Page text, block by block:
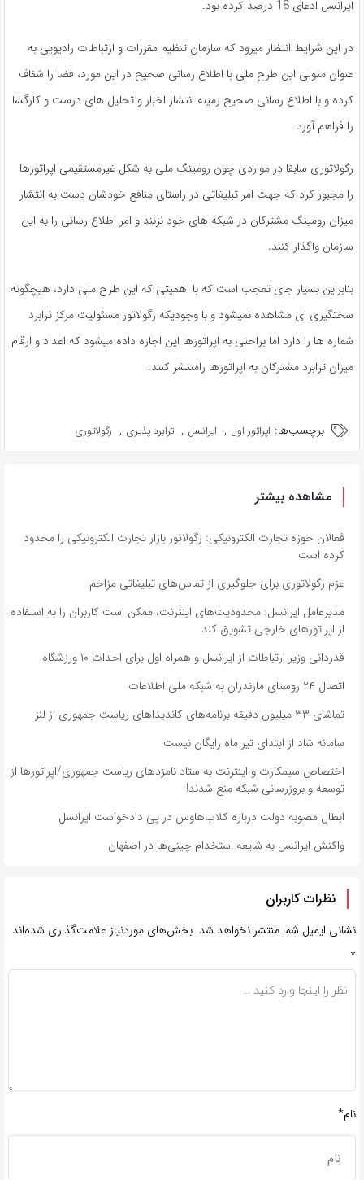
ایرانسل ادعای 18 درصد کرده بود.
در این شرایط انتظار میرود که سازمان تنظیم مقررات و ارتباطات رادیویی به
عنوان متولی این طرح ملی با اطلاع رسانی صحیح در این مورد، فضا را شفاف
کرده و با اطلاع رسانی صحیح زمینه انتشار اخبار و تحلیل های درست و کارگشا
را فراهم آورد.
رگولاتوری سابقا در مواردی چون رومینگ ملی به شکل غیرمستقیمی اپراتورها
را مجبور کرد که جهت امر تبلیغاتی در راستای منافع خودشان دست به انتشار
میزان رومینگ مشترکان در شبکه های خود نزنند و امر اطلاع رسانی را به این
سازمان واگذار کنند.
بنابراین بسیار جای تعجب است که با اهمیتی که این طرح ملی دارد، هیچگونه
سختگیری ای مشاهده نمیشود و با وجودیکه رگولاتور مسئولیت مرکز ترابرد
شماره ها را دارد اما براحتی به اپراتورها این اجازه داده میشود که اعداد و ارقام
میزان ترابرد مشترکان به اپراتورها رامنتشر کنند.
برچسب‌ها: اپراتور اول , ایرانسل , ترابرد پذیری , رگولاتوری
مشاهده بیشتر
فعالان حوزه تجارت الکترونیکی: رگولاتور بازار تجارت الکترونیکی را محدود
کرده است
عزم رگولاتوری برای جلوگیری از تماس‌های تبلیغاتی مزاحم
مدیرعامل ایرانسل: محدودیت‌های اینترنت، ممکن است کاربران را به استفاده
از اپراتورهای خارجی تشویق کند
قدردانی وزیر ارتباطات از ایرانسل و همراه اول برای احداث ۱۰ ورزشگاه
اتصال ۲۴ روستای مازندران به شبکه ملی اطلاعات
تماشای ۳۳ میلیون دقیقه برنامه‌های کاندیداهای ریاست جمهوری از لنز
سامانه شاد از ابتدای تیر ماه رایگان نیست
اختصاص سیمکارت و اینترنت به ستاد نامزدهای ریاست جمهوری/اپراتورها از
توسعه و بروزرسانی شبکه منع شدند!
ابطال مصوبه دولت درباره کلاب‌هاوس در پی دادخواست ایرانسل
واکنش ایرانسل به شایعه استخدام چینی‌ها در اصفهان
نظرات کاربران
نشانی ایمیل شما منتشر نخواهد شد. بخش‌های موردنیاز علامت‌گذاری شده‌اند
*
نام*